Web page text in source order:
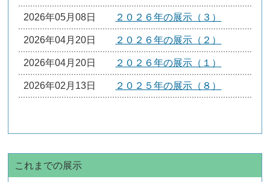
2026年05月08日 ２０２６年の展示（３）
2026年04月20日 ２０２６年の展示（２）
2026年04月20日 ２０２６年の展示（１）
2026年02月13日 ２０２５年の展示（８）
これまでの展示